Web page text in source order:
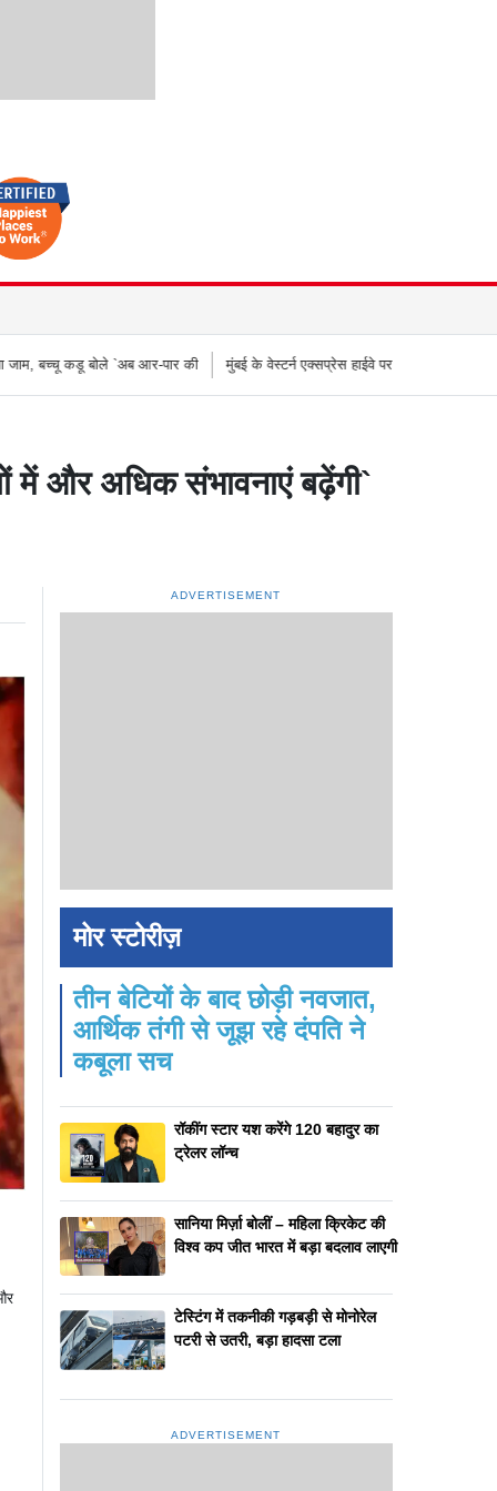
आर-पार की मुंबई के वेस्टर्न एक्सप्रेस हाईवे पर वनराई पुलिस की कार्रवाई, अवैध बैनर और
में और अधिक संभावनाएं बढ़ेंगी`
ADVERTISEMENT
मोर स्टोरीज़
तीन बेटियों के बाद छोड़ी नवजात,
आर्थिक तंगी से जूझ रहे दंपति ने
कबूला सच
रॉकींग स्टार यश करेंगे 120 बहादुर का
ट्रेलर लॉन्च
सानिया मिर्ज़ा बोलीं – महिला क्रिकेट की
विश्व कप जीत भारत में बड़ा बदलाव लाएगी
टेस्टिंग में तकनीकी गड़बड़ी से मोनोरेल
पटरी से उतरी, बड़ा हादसा टला
ADVERTISEMENT